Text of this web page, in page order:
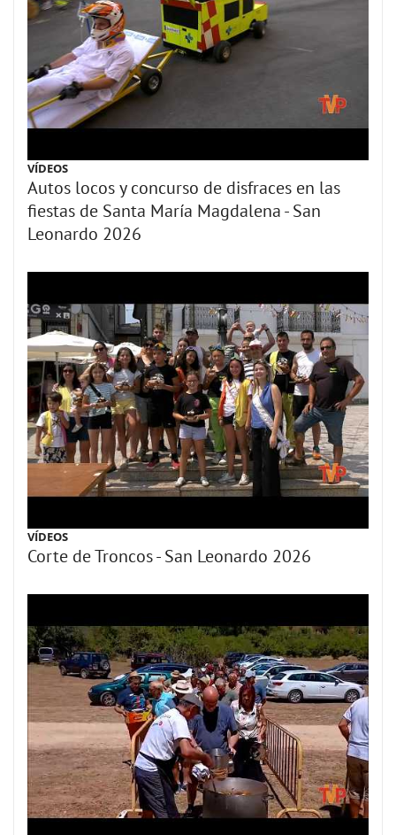
VÍDEOS
Autos locos y concurso de disfraces en las
fiestas de Santa María Magdalena - San
Leonardo 2026
VÍDEOS
Corte de Troncos - San Leonardo 2026